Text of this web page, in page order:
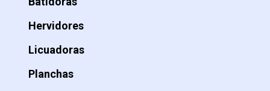
Hervidores
Licuadoras
Planchas